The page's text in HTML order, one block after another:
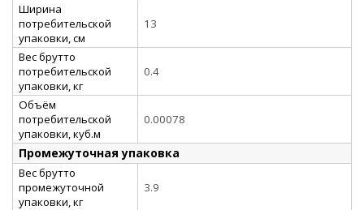
Ширина
потребительской
упаковки, см
13
Вес брутто
потребительской
упаковки, кг
0.4
Объём
потребительской
упаковки, куб.м
0.00078
Промежуточная упаковка
Вес брутто
промежуточной
упаковки, кг
3.9